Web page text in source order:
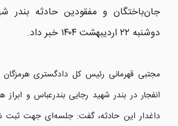
جان‌باختگان و مفقودین حادثه بندر
دوشنبه ۲۲ اردیبهشت ۱۴۰۴ خبر داد.
مجتبی قهرمانی رئیس کل دادگستری
انفجار در بندر شهید رجایی بندرعباس و ابراز
داغدار این حادثه، گفت: جلسه‌ای جهت ثبت